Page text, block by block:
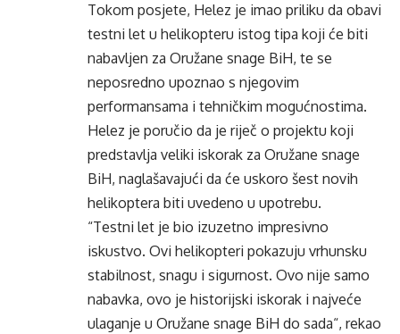
Tokom posjete, Helez je imao priliku da obavi
testni let u helikopteru istog tipa koji će biti
nabavljen za Oružane snage BiH, te se
neposredno upoznao s njegovim
performansama i tehničkim mogućnostima.
Helez je poručio da je riječ o projektu koji
predstavlja veliki iskorak za Oružane snage
BiH, naglašavajući da će uskoro šest novih
helikoptera biti uvedeno u upotrebu.
“Testni let je bio izuzetno impresivno
iskustvo. Ovi helikopteri pokazuju vrhunsku
stabilnost, snagu i sigurnost. Ovo nije samo
nabavka, ovo je historijski iskorak i najveće
ulaganje u Oružane snage BiH do sada“, rekao